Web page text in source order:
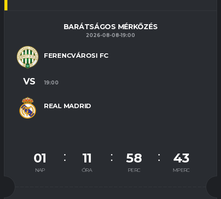
BARÁTSÁGOS MÉRKŐZÉS
2026-08-08-19:00
FERENCVÁROSI FC
REAL MADRID
VS 19:00
01
NAP
11
ÓRA
58
PERC
42
MPERC